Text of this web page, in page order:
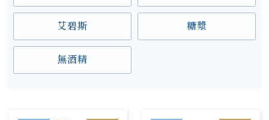
艾碧斯 糖漿
無酒精